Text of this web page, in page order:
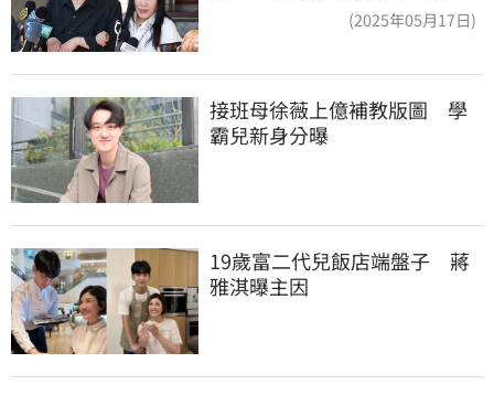
(2025年05月17日)
接班母徐薇上億補教版圖　學
霸兒新身分曝
19歲富二代兒飯店端盤子　蔣
雅淇曝主因